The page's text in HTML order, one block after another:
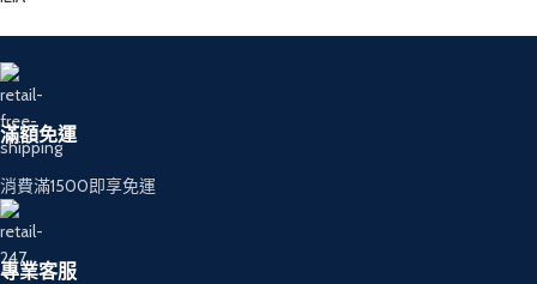
滿額免運
消費滿1500即享免運
專業客服